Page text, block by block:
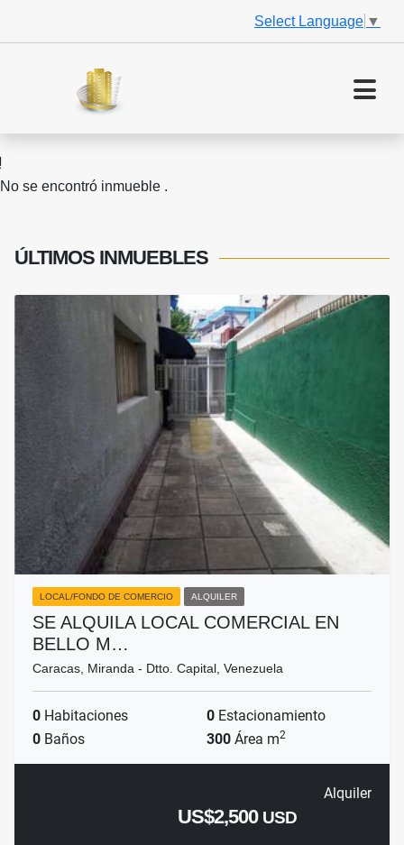
Select Language ▼
No se encontró inmueble .
ÚLTIMOS INMUEBLES
LOCAL/FONDO DE COMERCIO ALQUILER
SE ALQUILA LOCAL COMERCIAL EN
BELLO M…
Caracas, Miranda - Dtto. Capital, Venezuela
0 Habitaciones 0 Estacionamiento
0 Baños 300 Área m2
Alquiler
US$2,500 USD